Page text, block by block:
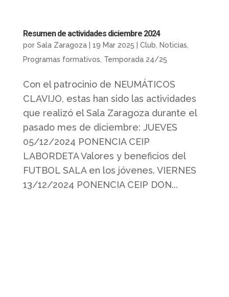
Resumen de actividades diciembre 2024
por Sala Zaragoza| 19 Mar 2025 Club Noticias
Programas formativos Temporada 24/25
Con el patrocinio de NEUMÁTICOS
CLAVIJO, estas han sido las actividades
que realizó el Sala Zaragoza durante el
pasado mes de diciembre: JUEVES
05/12/2024 PONENCIA CEIP
LABORDETA Valores y beneficios del
FUTBOL SALA en los jóvenes. VIERNES
13/12/2024 PONENCIA CEIP DON...